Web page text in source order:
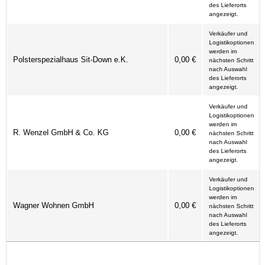
des Lieferorts
angezeigt.
Polsterspezialhaus Sit-Down e.K. 0,00 €
Verkäufer und
Logistikoptionen
werden im
nächsten Schritt
nach Auswahl
des Lieferorts
angezeigt.
R. Wenzel GmbH & Co. KG 0,00 €
Verkäufer und
Logistikoptionen
werden im
nächsten Schritt
nach Auswahl
des Lieferorts
angezeigt.
Wagner Wohnen GmbH 0,00 €
Verkäufer und
Logistikoptionen
werden im
nächsten Schritt
nach Auswahl
des Lieferorts
angezeigt.